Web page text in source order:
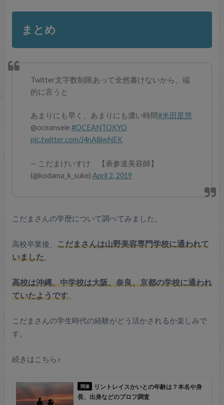
まとめ
Twitter文字数制限あって全然書けないから、端
的に言うと
あまりにも早く、あまりにも濃い時間#米田星慧
@oceanseie#OCEANTOKYO
pic.twitter.com/J4nA8iwNEK
— こだまけいすけ 【表参道美容師】
(@kodama_k_suke)April 2, 2019
こだまさんの学歴について調べてみました。
高校卒業後、 こだまさんは山野美容専門学校に通われて
いました。
高校は沖縄、中学校は大阪、奈良、京都の学校に通われ
ていたようです。
こだまさんの学生時代の経験がどう活かされるか楽しみで
す。
続きはこちら♪
リントレイスかいとの年齢は？本名や身
長、出身などのプロフ調査